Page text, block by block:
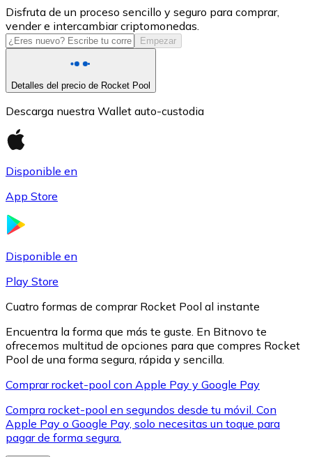
USD Coin
USDC
XRP
XRP
Disfruta de un proceso sencillo y seguro para comprar,
vender e intercambiar criptomonedas.
Empezar
Detalles del precio de Rocket Pool
Descarga nuestra Wallet auto-custodia
Disponible en
App Store
Disponible en
Play Store
Cuatro formas de comprar Rocket Pool al instante
Encuentra la forma que más te guste. En Bitnovo te
ofrecemos multitud de opciones para que compres Rocket
Pool de una forma segura, rápida y sencilla.
Comprar rocket-pool con Apple Pay y Google Pay
Compra rocket-pool en segundos desde tu móvil. Con
Apple Pay o Google Pay, solo necesitas un toque para
pagar de forma segura.